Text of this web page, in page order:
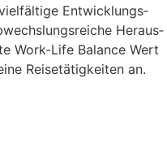
Entwicklungs­
Heraus­
Work-Life Balance Wert
Reise­tätigkeiten an.